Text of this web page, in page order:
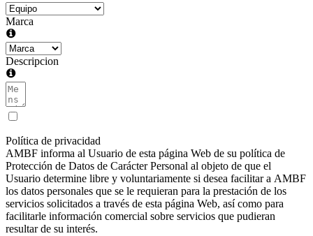
Marca
Descripcion
Política de privacidad
AMBF informa al Usuario de esta página Web de su política de
Protección de Datos de Carácter Personal al objeto de que el
Usuario determine libre y voluntariamente si desea facilitar a AMBF
los datos personales que se le requieran para la prestación de los
servicios solicitados a través de esta página Web, así como para
facilitarle información comercial sobre servicios que pudieran
resultar de su interés.